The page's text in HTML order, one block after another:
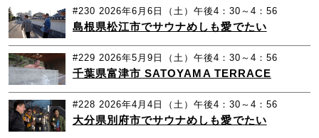
#230 2026年6月6日（土）午後4：30～4：56
島根県松江市でサウナめしも愛でたい
#229 2026年5月9日（土）午後4：30～4：56
千葉県富津市 SATOYAMA TERRACE
#228 2026年4月4日（土）午後4：30～4：56
大分県別府市でサウナめしも愛でたい